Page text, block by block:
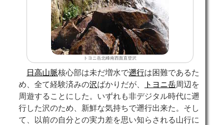
トヨニ岳北峰南西面直登沢
日高山脈核心部は未だ増水で遡行は困難であるた
め、全て経験済みの沢ばかりだが、 トヨニ岳周辺を
周遊することにした。いずれも非デジタル時代に遡
行した沢のため、新鮮な気持ちで遡行出来た。そし
て、以前の自分との実力差を思い知らされる山行に